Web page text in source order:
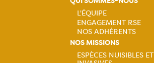
Navigation
principale
L'ÉQUIPE
ENGAGEMENT RSE
NOS ADHÉRENTS
NOS MISSIONS
ESPÈCES NUISIBLES ET